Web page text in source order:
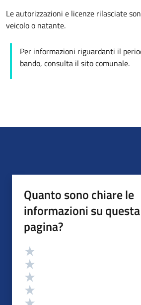
Le autorizzazioni e licenze rilasciate
veicolo o natante.
Per informazioni riguardanti il
bando, consulta il sito comunale.
Quanto sono chiare le
informazioni su questa
pagina?
Valutazione